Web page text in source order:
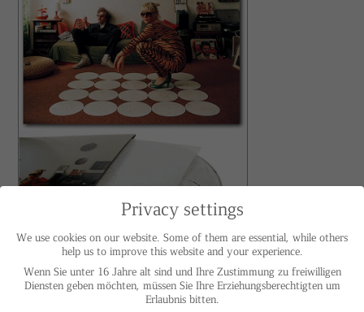
Privacy settings
We use cookies on our website. Some of them are essential, while others
help us to improve this website and your experience.
Wenn Sie unter 16 Jahre alt sind und Ihre Zustimmung zu freiwilligen
Diensten geben möchten, müssen Sie Ihre Erziehungsberechtigten um
Erlaubnis bitten.